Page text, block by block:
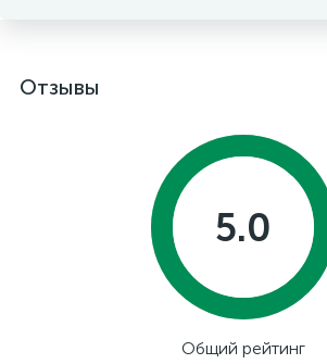
Отзывы
5.0
Общий рейтинг